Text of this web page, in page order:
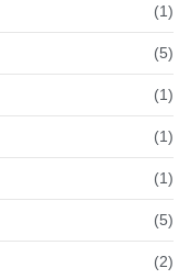
(1)
(5)
(1)
(1)
(1)
(5)
(2)